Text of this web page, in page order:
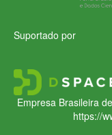
Suportado por
Empresa Brasileira
https://